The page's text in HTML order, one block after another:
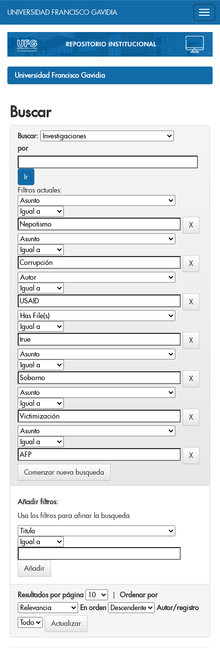
navigation
UNIVERSIDAD FRANCISCO GAVIDIA
Universidad Francisco Gavidia
Buscar
Buscar:
por
Filtros actuales:
Comenzar nueva busqueda
Añadir filtros:
Usa los filtros para afinar la busqueda.
Resultados por página | Ordenar por
En orden
Autor/registro